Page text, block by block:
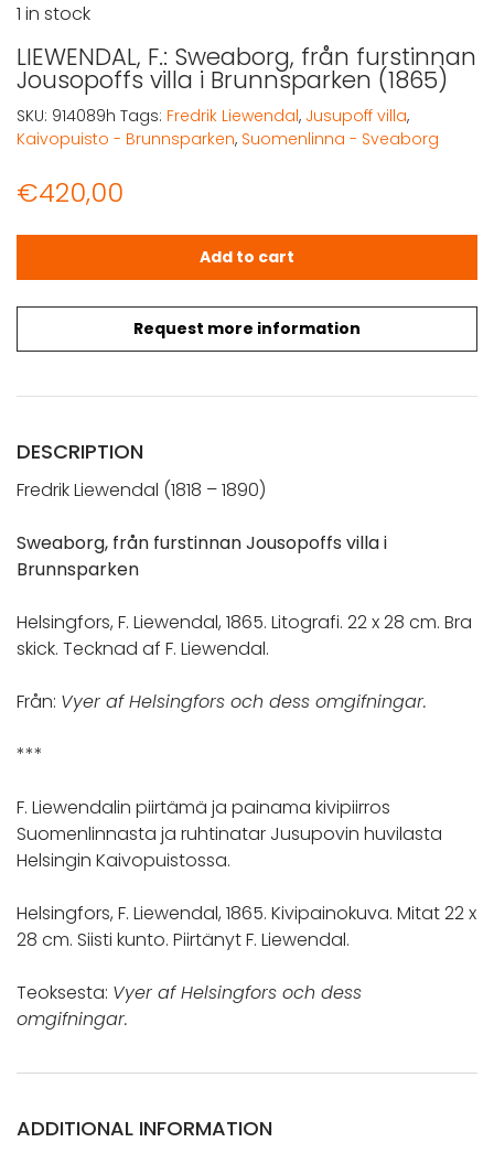
LIEWENDAL, F.: Sweaborg, från furstinnan
Jousopoffs villa i Brunnsparken (1865)
€420,00
Request more information
1 in stock
LIEWENDAL, F.: Sweaborg, från furstinnan Jousopoffs
Add to cart
SKU: 914089h Tags: Fredrik Liewendal, Jusupoff villa,
Kaivopuisto - Brunnsparken, Suomenlinna - Sveaborg
DESCRIPTION
Fredrik Liewendal (1818 – 1890)
Sweaborg, från furstinnan Jousopoffs villa i
Brunnsparken
Helsingfors, F. Liewendal, 1865. Litografi. 22 x 28 cm. Bra
skick. Tecknad af F. Liewendal.
Från: Vyer af Helsingfors och dess omgifningar.
***
F. Liewendalin piirtämä ja painama kivipiirros
Suomenlinnasta ja ruhtinatar Jusupovin huvilasta
Helsingin Kaivopuistossa.
Helsingfors, F. Liewendal, 1865. Kivipainokuva. Mitat 22 x
28 cm. Siisti kunto. Piirtänyt F. Liewendal.
Teoksesta: Vyer af Helsingfors och dess
omgifningar.
ADDITIONAL INFORMATION